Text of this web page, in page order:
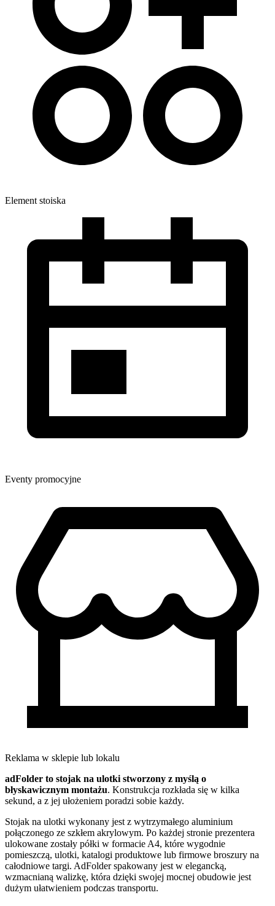
Element stoiska
Eventy promocyjne
Reklama w sklepie lub lokalu
adFolder to stojak na ulotki stworzony z myślą o
błyskawicznym montażu. Konstrukcja rozkłada się w kilka
sekund, a z jej ułożeniem poradzi sobie każdy.
Stojak na ulotki wykonany jest z wytrzymałego aluminium
połączonego ze szkłem akrylowym. Po każdej stronie prezentera
ulokowane zostały półki w formacie A4, które wygodnie
pomieszczą, ulotki, katalogi produktowe lub firmowe broszury na
całodniowe targi. AdFolder spakowany jest w elegancką,
wzmacnianą walizkę, która dzięki swojej mocnej obudowie jest
dużym ułatwieniem podczas transportu.